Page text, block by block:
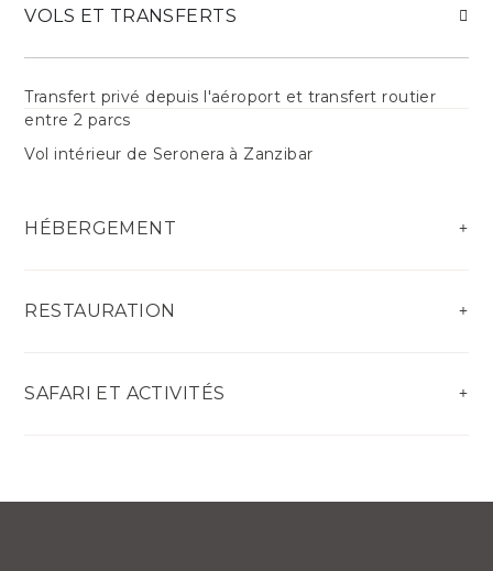
VOLS ET TRANSFERTS
Transfert privé depuis l'aéroport et transfert routier
entre 2 parcs
Vol intérieur de Seronera à Zanzibar
HÉBERGEMENT
RESTAURATION
SAFARI ET ACTIVITÉS